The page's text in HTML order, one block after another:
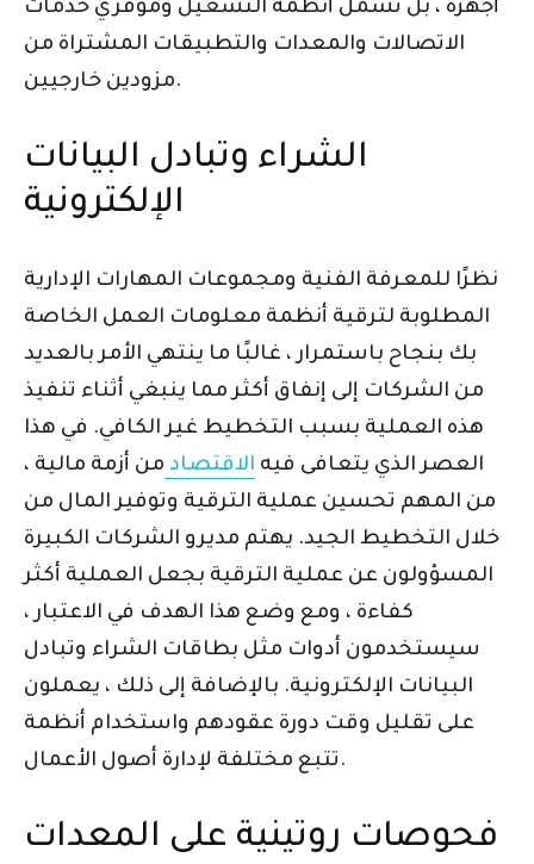
أجهزة ، بل تشمل أنظمة التشغيل وموفري خدمات
الاتصالات والمعدات والتطبيقات المشتراة من
مزودين خارجيين.
الشراء وتبادل البيانات
الإلكترونية
نظرًا للمعرفة الفنية ومجموعات المهارات الإدارية
المطلوبة لترقية أنظمة معلومات العمل الخاصة
بك بنجاح باستمرار ، غالبًا ما ينتهي الأمر بالعديد
من الشركات إلى إنفاق أكثر مما ينبغي أثناء تنفيذ
هذه العملية بسبب التخطيط غير الكافي. في هذا
العصر الذي يتعافى فيه الاقتصاد من أزمة مالية ،
من المهم تحسين عملية الترقية وتوفير المال من
خلال التخطيط الجيد. يهتم مديرو الشركات الكبيرة
المسؤولون عن عملية الترقية بجعل العملية أكثر
كفاءة ، ومع وضع هذا الهدف في الاعتبار ،
سيستخدمون أدوات مثل بطاقات الشراء وتبادل
البيانات الإلكترونية. بالإضافة إلى ذلك ، يعملون
على تقليل وقت دورة عقودهم واستخدام أنظمة
تتبع مختلفة لإدارة أصول الأعمال.
فحوصات روتينية على المعدات